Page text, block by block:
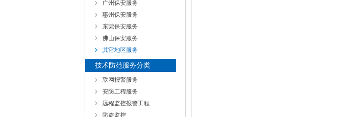
广州保安服务
惠州保安服务
东莞保安服务
佛山保安服务
其它地区服务
技术防范服务分类
联网报警服务
安防工程服务
远程监控报警工程
防盗监控